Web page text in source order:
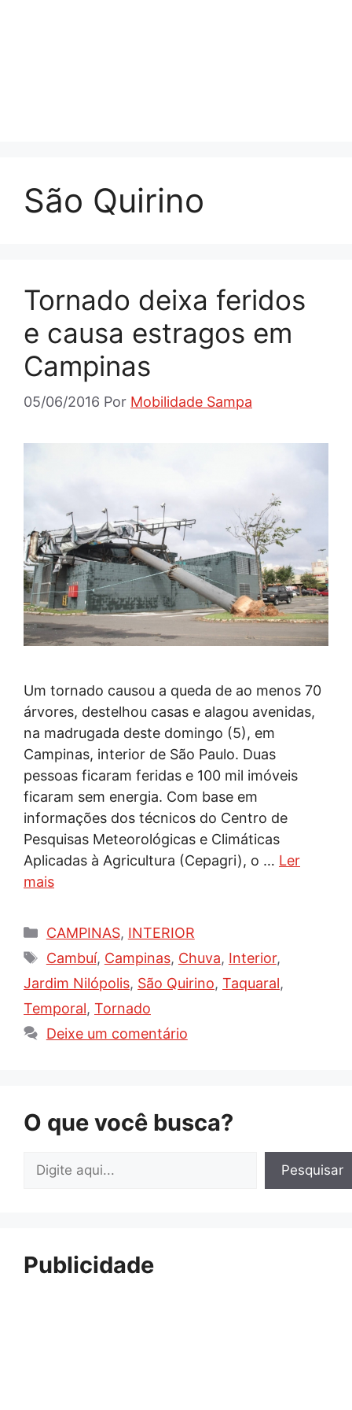
São Quirino
Tornado deixa feridos
e causa estragos em
Campinas
05/06/2016 Por Mobilidade Sampa
Um tornado causou a queda de ao menos 70
árvores, destelhou casas e alagou avenidas,
na madrugada deste domingo (5), em
Campinas, interior de São Paulo. Duas
pessoas ficaram feridas e 100 mil imóveis
ficaram sem energia. Com base em
informações dos técnicos do Centro de
Pesquisas Meteorológicas e Climáticas
Aplicadas à Agricultura (Cepagri), o … Ler
mais
Categorias
CAMPINAS, INTERIOR
Tags
Cambuí, Campinas, Chuva, Interior,
Jardim Nilópolis, São Quirino, Taquaral,
Temporal, Tornado
Deixe um comentário
O que você busca?
Pesquisar Pesquisar
Publicidade